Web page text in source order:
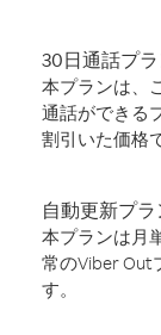
30日通話プ
本プランは、
通話ができる
割引いた価格
自動更新プラ
本プランは月
常のViber Out
す。